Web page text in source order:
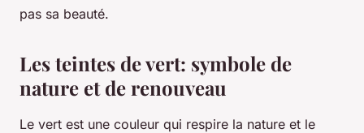
pas sa beauté.
Les teintes de vert: symbole de
nature et de renouveau
Le vert est une couleur qui respire la nature et le